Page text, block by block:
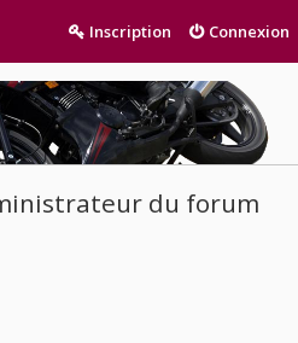
Connexion
Inscription
du forum